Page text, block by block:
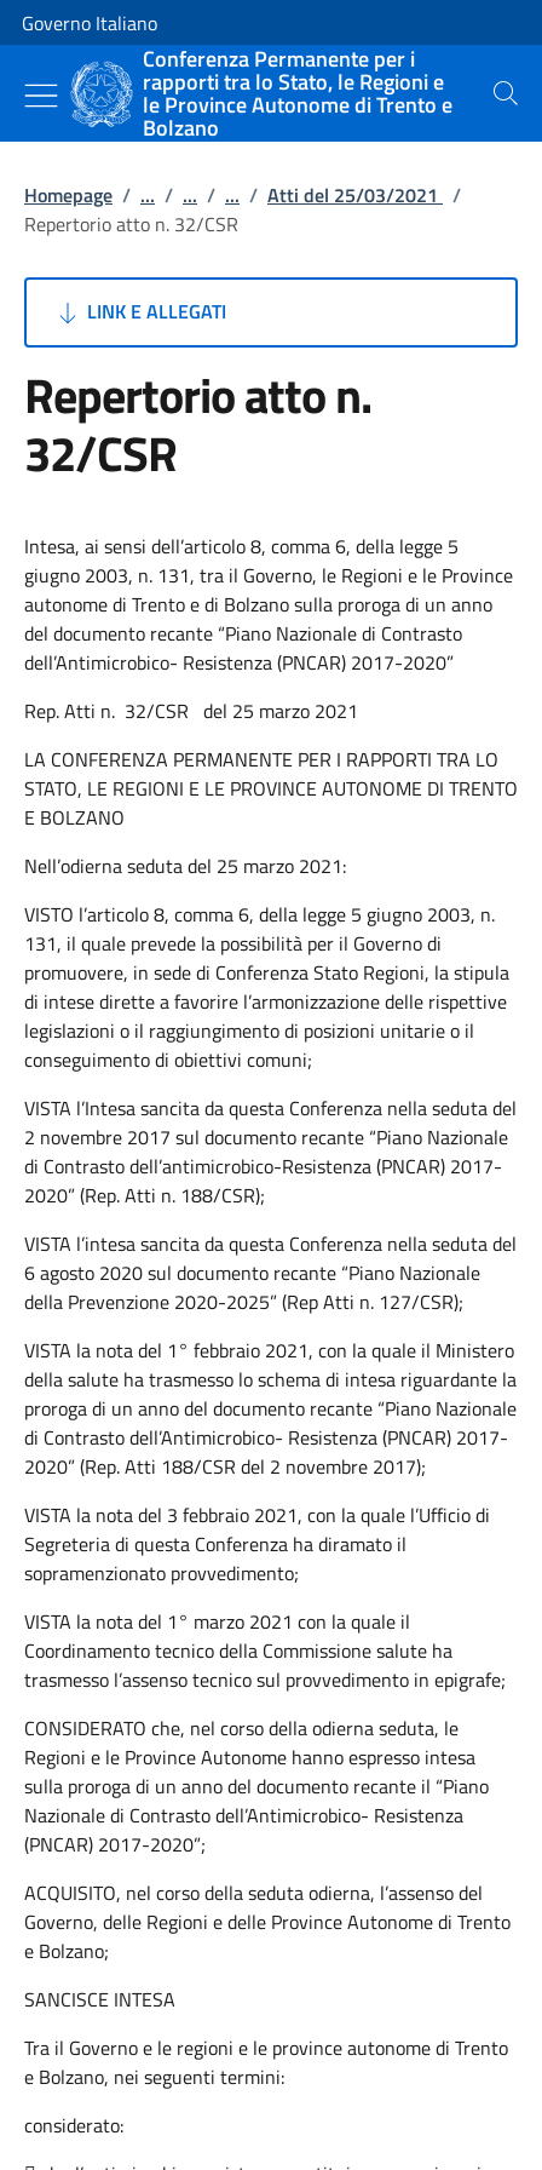
Vai al contenuto
Vai alla navigazione del sito
Governo Italiano
Conferenza Permanente per i
rapporti tra lo Stato, le Regioni e
le Province Autonome di Trento e
Bolzano
Cerca
Homepage / ... / ... / ... / Atti del 25/03/2021 /
Repertorio atto n. 32/CSR
LINK E ALLEGATI
Repertorio atto n.
32/CSR
Intesa, ai sensi dell’articolo 8, comma 6, della legge 5
giugno 2003, n. 131, tra il Governo, le Regioni e le Province
autonome di Trento e di Bolzano sulla proroga di un anno
del documento recante “Piano Nazionale di Contrasto
dell’Antimicrobico- Resistenza (PNCAR) 2017-2020”
Rep. Atti n. 32/CSR del 25 marzo 2021
LA CONFERENZA PERMANENTE PER I RAPPORTI TRA LO
STATO, LE REGIONI E LE PROVINCE AUTONOME DI TRENTO
E BOLZANO
Nell’odierna seduta del 25 marzo 2021:
VISTO l’articolo 8, comma 6, della legge 5 giugno 2003, n.
131, il quale prevede la possibilità per il Governo di
promuovere, in sede di Conferenza Stato Regioni, la stipula
di intese dirette a favorire l’armonizzazione delle rispettive
legislazioni o il raggiungimento di posizioni unitarie o il
conseguimento di obiettivi comuni;
VISTA l’Intesa sancita da questa Conferenza nella seduta del
2 novembre 2017 sul documento recante “Piano Nazionale
di Contrasto dell’antimicrobico-Resistenza (PNCAR) 2017-
2020” (Rep. Atti n. 188/CSR);
VISTA l’intesa sancita da questa Conferenza nella seduta del
6 agosto 2020 sul documento recante “Piano Nazionale
della Prevenzione 2020-2025” (Rep Atti n. 127/CSR);
VISTA la nota del 1° febbraio 2021, con la quale il Ministero
della salute ha trasmesso lo schema di intesa riguardante la
proroga di un anno del documento recante “Piano Nazionale
di Contrasto dell’Antimicrobico- Resistenza (PNCAR) 2017-
2020” (Rep. Atti 188/CSR del 2 novembre 2017);
VISTA la nota del 3 febbraio 2021, con la quale l’Ufficio di
Segreteria di questa Conferenza ha diramato il
sopramenzionato provvedimento;
VISTA la nota del 1° marzo 2021 con la quale il
Coordinamento tecnico della Commissione salute ha
trasmesso l’assenso tecnico sul provvedimento in epigrafe;
CONSIDERATO che, nel corso della odierna seduta, le
Regioni e le Province Autonome hanno espresso intesa
sulla proroga di un anno del documento recante il “Piano
Nazionale di Contrasto dell’Antimicrobico- Resistenza
(PNCAR) 2017-2020”;
ACQUISITO, nel corso della seduta odierna, l’assenso del
Governo, delle Regioni e delle Province Autonome di Trento
e Bolzano;
SANCISCE INTESA
Tra il Governo e le regioni e le province autonome di Trento
e Bolzano, nei seguenti termini:
considerato: